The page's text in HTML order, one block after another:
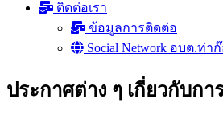
ติดต่อเรา
ข้อมูลการติดต่อ
Social Network อบต.ท่า
ประกาศต่าง ๆ เกี่ยวกับก